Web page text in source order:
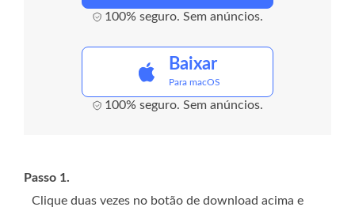
100% seguro. Sem anúncios.
Baixar
Para macOS
100% seguro. Sem anúncios.
Passo 1.
Clique duas vezes no botão de download acima e